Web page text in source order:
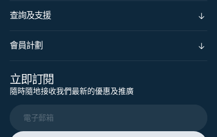
查詢及支援
會員計劃
立即訂閱
隨時隨地接收我們最新的優惠及推廣
電子郵箱